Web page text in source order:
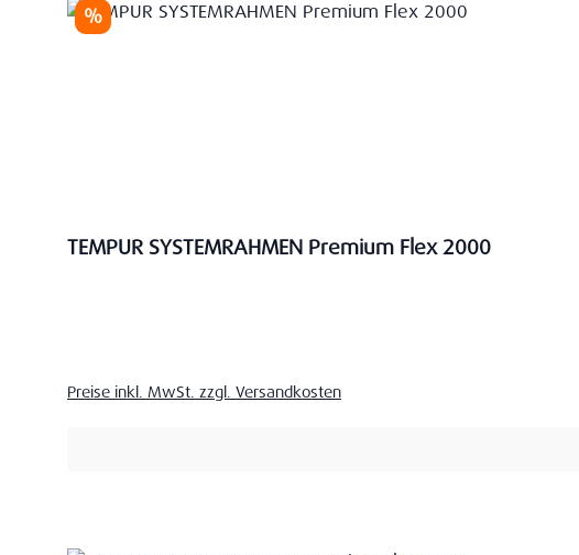
Rabatt
%
TEMPUR SYSTEMRAHMEN Premium Flex 2000
Preise inkl. MwSt. zzgl. Versandkosten